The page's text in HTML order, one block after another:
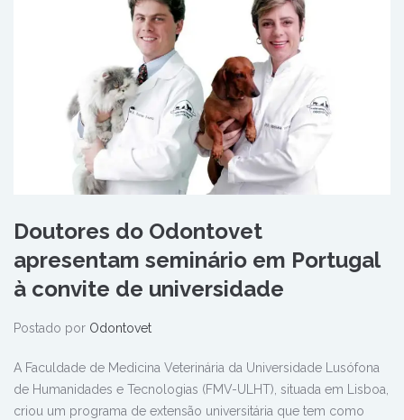
Doutores do Odontovet
apresentam seminário em Portugal
à convite de universidade
Postado por Odontovet
A Faculdade de Medicina Veterinária da Universidade Lusófona
de Humanidades e Tecnologias (FMV-ULHT), situada em Lisboa,
criou um programa de extensão universitária que tem como